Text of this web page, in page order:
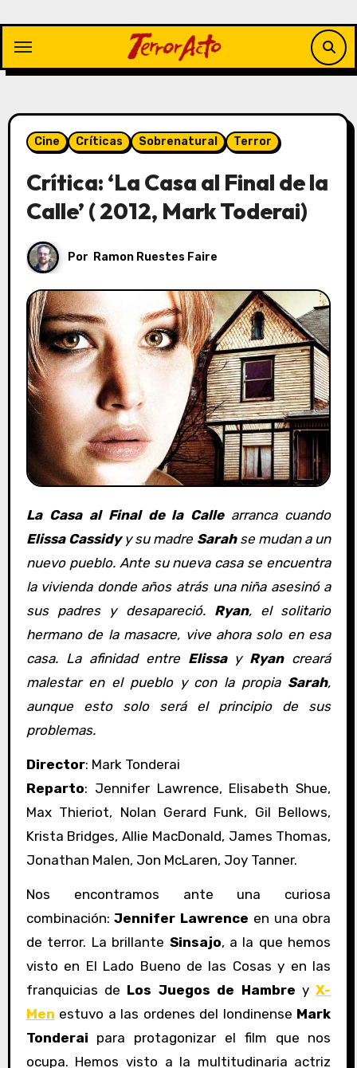
contenido
Cine Críticas Sobrenatural Terror
Crítica: ‘La Casa al Final de la
Calle’ ( 2012, Mark Toderai)
Por Ramon Ruestes Faire
La Casa al Final de la Callearranca cuando
Elissa Cassidyy su madre Sarah se mudan a un
nuevo pueblo. Ante su nueva casa se encuentra
la vivienda donde años atrás una niña asesinó a
sus padres y desapareció. Ryan, el solitario
hermano de la masacre, vive ahora solo en esa
casa. La afinidad entre Elissay Ryancreará
malestar en el pueblo y con la propia Sarah,
aunque esto solo será el principio de sus
problemas.
Director: Mark Tonderai
Reparto: Jennifer Lawrence, Elisabeth Shue,
Max Thieriot, Nolan Gerard Funk, Gil Bellows,
Krista Bridges, Allie MacDonald, James Thomas,
Jonathan Malen, Jon McLaren, Joy Tanner.
Nos encontramos ante una curiosa
combinación:Jennifer Lawrence en una obra
de terror. La brillante Sinsajo, a la que hemos
visto en El Lado Bueno de las Cosas y en las
franquicias de Los Juegos de Hambre yX-
Men estuvo a las ordenes del londinense Mark
Tonderai para protagonizar el film que nos
ocupa. Hemos visto a la multitudinaria actriz